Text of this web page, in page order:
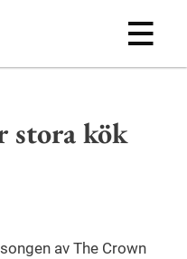
stora kök
av The Crown